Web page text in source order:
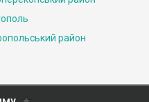
район